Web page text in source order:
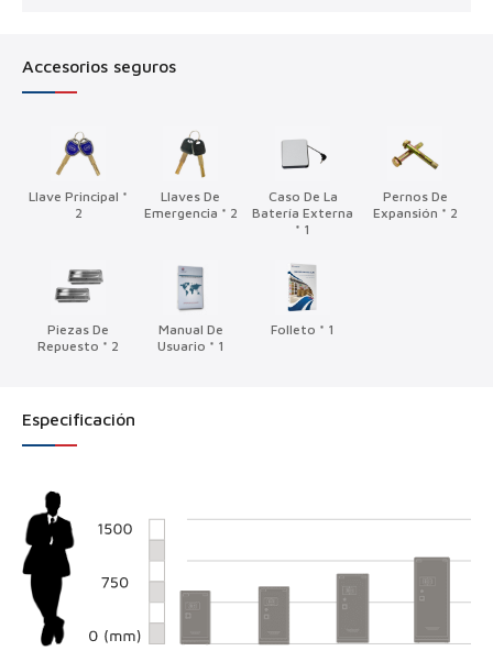
Accesorios seguros
Llave Principal *
2
Llaves De
Emergencia * 2
Caso De La
Batería Externa
* 1
Pernos De
Expansión * 2
Piezas De
Repuesto * 2
Manual De
Usuario * 1
Folleto * 1
Especificación